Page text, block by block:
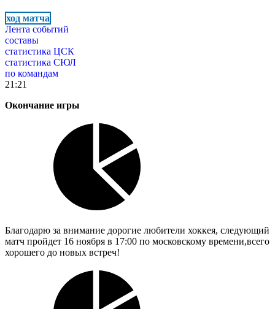
ход матча
Лента событий
составы
статистика ЦСК
статистика СЮЛ
по командам
21:21
Окончание игры
Благодарю за внимание дорогие любители хоккея, следующий
матч пройдет 16 ноября в 17:00 по московскому времени,всего
хорошего до новых встреч!